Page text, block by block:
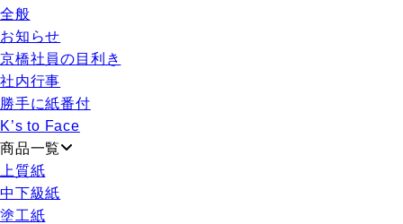
全般
お知らせ
京橋社員の目利き
社内行事
勝手に紙番付
K’s to Face
商品一覧
上質紙
中下級紙
塗工紙